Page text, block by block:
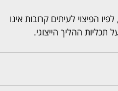
הפיצוי לעיתים קרובות אינו
ההליך הייצוגי.